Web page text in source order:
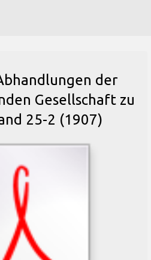
der
Gesellschaft zu
25-2 (1907)